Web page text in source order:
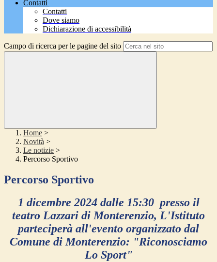
Contatti
Contatti
Dove siamo
Dichiarazione di accessibilità
Campo di ricerca per le pagine del sito
Home >
Novità >
Le notizie >
Percorso Sportivo
Percorso Sportivo
1 dicembre 2024 dalle 15:30 presso il
teatro Lazzari di Monterenzio, L'Istituto
parteciperà all'evento organizzato dal
Comune di Monterenzio: "Riconosciamo
Lo Sport"